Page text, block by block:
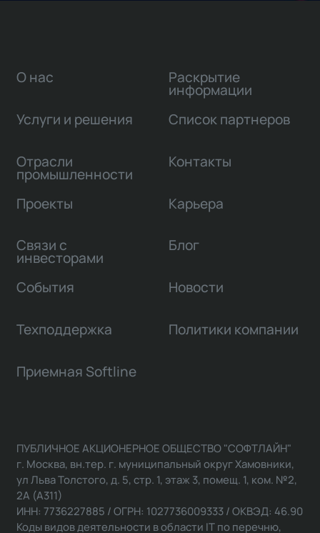
О нас
Услуги и решения
Отрасли
промышленности
Проекты
Связи с
инвесторами
Раскрытие
информации
Список партнеров
Контакты
Карьера
Блог
События Новости
Техподдержка Политики компании
Приемная Softline
ПУБЛИЧНОЕ АКЦИОНЕРНОЕ ОБЩЕСТВО "СОФТЛАЙН"
г. Москва, вн.тер. г. муниципальный округ Хамовники,
ул Льва Толстого, д. 5, стр. 1, этаж 3, помещ. 1, ком. №2,
2А (А311)
ИНН: 7736227885 / ОГРН: 1027736009333 / ОКВЭД: 46.90
Коды видов деятельности в области IT по перечню,